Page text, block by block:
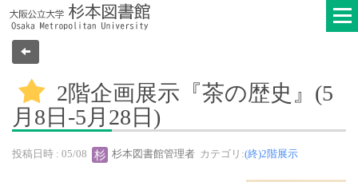
2階企画展示『茶の歴史』(5
月8日-5月28日)
投稿日時 : 05/08 杉本図書館管理者 カテゴリ:(終)2階展示